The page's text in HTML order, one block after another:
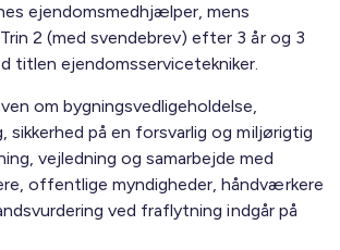
ejendomsmedhjælper, mens
2 (med svendebrev) efter 3 år og 3
titlen ejendomsservicetekniker.
om bygningsvedligeholdelse,
sikkerhed på en forsvarlig og miljørigtig
vejledning og samarbejde med
offentlige myndigheder, håndværkere
ved fraflytning indgår på